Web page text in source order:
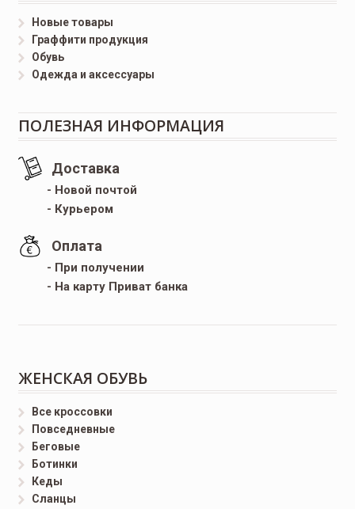
Новые товары
Граффити продукция
Обувь
Одежда и аксессуары
ПОЛЕЗНАЯ ИНФОРМАЦИЯ
Доставка
- Новой почтой
- Курьером
Оплата
- При получении
- На карту Приват банка
ЖЕНСКАЯ ОБУВЬ
Все кроссовки
Повседневные
Беговые
Ботинки
Кеды
Сланцы